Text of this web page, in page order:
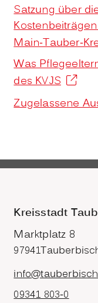
Satzung über
Main-Tauber-
Was
des KVJS
Zugelassene
Kreisstadt
Marktplatz 8
97941
09341 803-0